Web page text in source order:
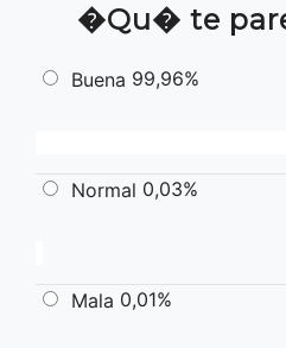
�Qu� te
Buena 99,96%
Normal 0,03%
Mala 0,01%